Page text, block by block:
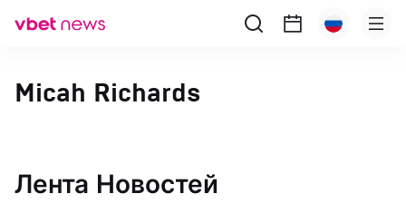
Micah Richards
Лента Новостей